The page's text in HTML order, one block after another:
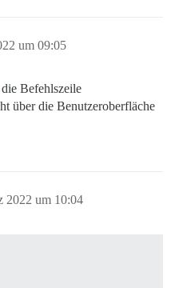
um 09:05
Befehlszeile
über die Benutzeroberfläche
2022 um 10:04